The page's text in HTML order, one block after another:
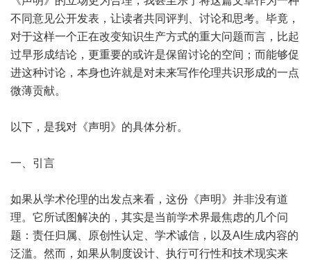
不同意见公开发表，让读者共同评判、讨论和思考。毕竟，
对于这样一个正在改变知识生产方式的重大问题而言，比起
过早形成结论，更重要的或许是保留讨论的空间；而能够促
进这种讨论，本身也许就是对未来写作伦理共识形成的一点
微薄贡献。
以下，是我对《声明》的具体分析。
一、引言
如果从学术伦理的出发点来看，这份《声明》并非没有道
理。它所试图解决的，其实是当前学术界最焦虑的几个问
题：责任归属、原创性认定、学术诚信，以及AI生成内容的
泛滥。然而，如果从制度设计、执行可行性和技术现实来